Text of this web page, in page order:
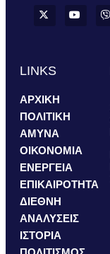
LINKS
ΑΡΧΙΚΗ
ΠΟΛΙΤΙΚΗ
ΑΜΥΝΑ
ΟΙΚΟΝΟΜΙΑ
ΕΝΕΡΓΕΙΑ
ΕΠΙΚΑΙΡΟΤΗΤΑ
ΔΙΕΘΝΗ
ΑΝΑΛΥΣΕΙΣ
ΙΣΤΟΡΙΑ